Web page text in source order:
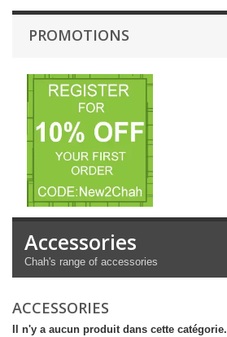
PROMOTIONS
Accessories
Chah's range of accessories
ACCESSORIES
Il n'y a aucun produit dans cette catégorie.